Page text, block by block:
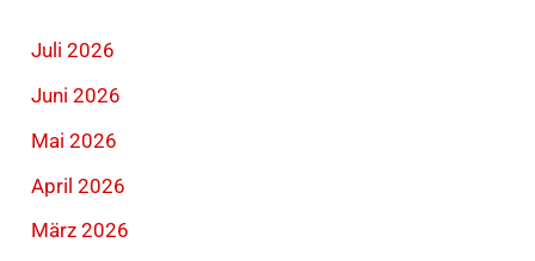
Juli 2026
Juni 2026
Mai 2026
April 2026
März 2026